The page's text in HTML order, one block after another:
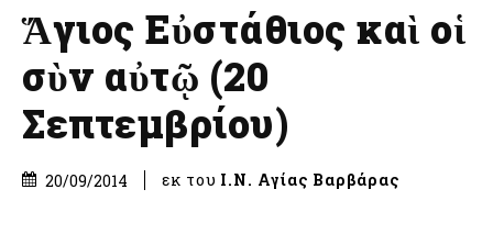
Ἅγιος Εὐστάθιος καὶ οἱ
σὺν αὐτῷ (20
Σεπτεμβρίου)
20/09/2014 εκ του Ι.Ν. Αγίας Βαρβάρας